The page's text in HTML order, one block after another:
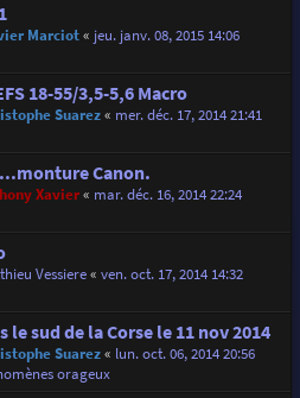
Marciot« jeu. janv. 08, 2015 14:06
18-55/3,5-5,6 Macro
Suarez« mer. déc. 17, 2014 21:41
Canon.
Xavier« mar. déc. 16, 2014 22:24
Vessiere« ven. oct. 17, 2014 14:32
sud de la Corse le 11 nov 2014
Suarez« lun. oct. 06, 2014 20:56
orageux